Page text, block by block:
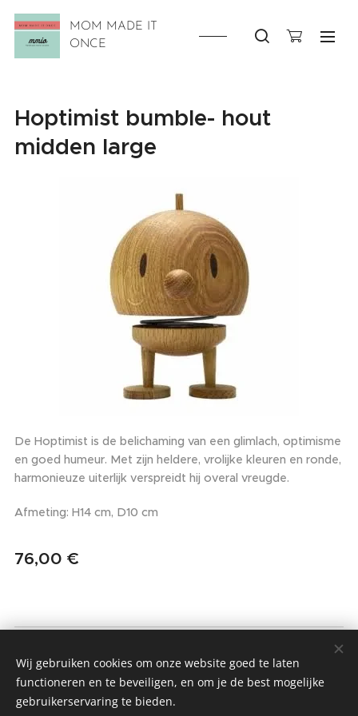
MOM MADE IT
ONCE
Hoptimist bumble- hout
midden large
De Hoptimist is de belichaming van een glimlach, optimisme
en goed humeur. Met zijn heldere, vrolijke kleuren en ronde,
harmonieuze uiterlijk verspreidt hij overal vreugde.
Afmeting: H14 cm, D10 cm
76,00 €
Alle rechten voorbehouden 2022
Algemene Voorwaarden & Privacybeleid
Wij gebruiken cookies om onze website goed te laten
functioneren en te beveiligen, en om je de best mogelijke
gebruikerservaring te bieden.